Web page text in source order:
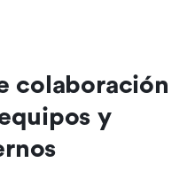
colaboración
y